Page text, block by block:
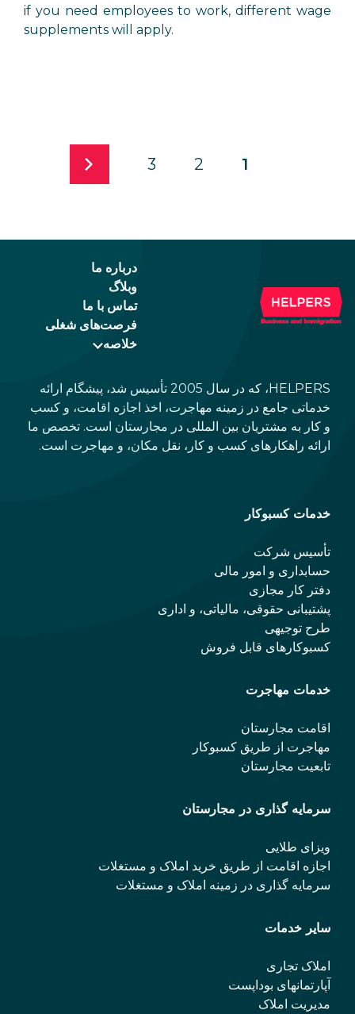
if you need employees to work, different wage
supplements will apply.
1
2
3
درباره ما
وبلاگ
تماس با ما
فرصت‌های شغلی
خلاصه
HELPERS، که در سال 2005 تأسیس شد، پیشگام ارائه
خدماتی جامع در زمینه مهاجرت، اخذ اجازه اقامت، و کسب
و کار به مشتریان بین المللی در مجارستان است. تخصص ما
ارائه راهکارهای کسب و کار، نقل مکان، و مهاجرت است.
خدمات کسبوکار
تأسیس شرکت
حسابداری و امور مالی
دفتر کار مجازی
پشتیبانی حقوقی، مالیاتی، و اداری
طرح توجیهی
کسبوکارهای قابل فروش
خدمات مهاجرت
اقامت مجارستان
مهاجرت از طریق کسبوکار
تابعیت مجارستان
سرمایه گذاری در مجارستان
ویزای طلایی
اجازه اقامت از طریق خرید املاک و مستغلات
سرمایه گذاری در زمینه املاک و مستغلات
سایر خدمات
املاک تجاری
آپارتمانهای بوداپست
مدیریت املاک